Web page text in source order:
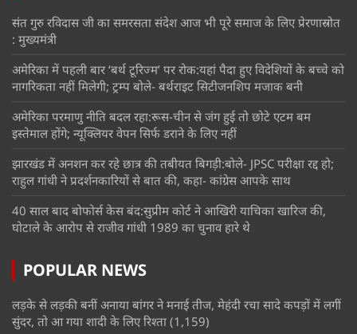
संत गुरु रविदास जी का समरसता संदेश आज भी पूरे समाज के लिए प्रेरणास्रोत
: मुख्यमंत्री
अमेरिका में पहली बार ‘बर्थ टूरिज्म’ पर रोक:यहां पैदा हुए विदेशियों के बच्चे को
नागरिकता नहीं मिलेगी; ट्रम्प बोले- बर्थराइट सिटीजनशिप मजाक बनी
अमेरिका परमाणु नीति बदल रहा:रूस-चीन से जंग हुई तो छोटे एटम बम
इस्तेमाल होंगे; न्यूक्लियर वेपन सिर्फ डराने के लिए नहीं
झारखंड में अनशन कर रहे छात्र की तबीयत बिगड़ी:बोले- JPSC परीक्षा रद्द हो;
राहुल गांधी ने प्रदर्शनकारियों से बात की, कहा- कांग्रेस आपके साथ
40 साल बाद बोफोर्स केस बंद:सुप्रीम कोर्ट ने आखिरी याचिका खारिज की,
घोटाले के आरोप से राजीव गांधी 1989 का चुनाव हारे थे
POPULAR NEWS
लड़के से लड़की बनीं अनाया बांगर ने मनाई तीज, मेहंदी रचा सादे कपड़ों में लगीं
सुंदर, तो आ गया शादी के लिए रिश्ता (1,159)